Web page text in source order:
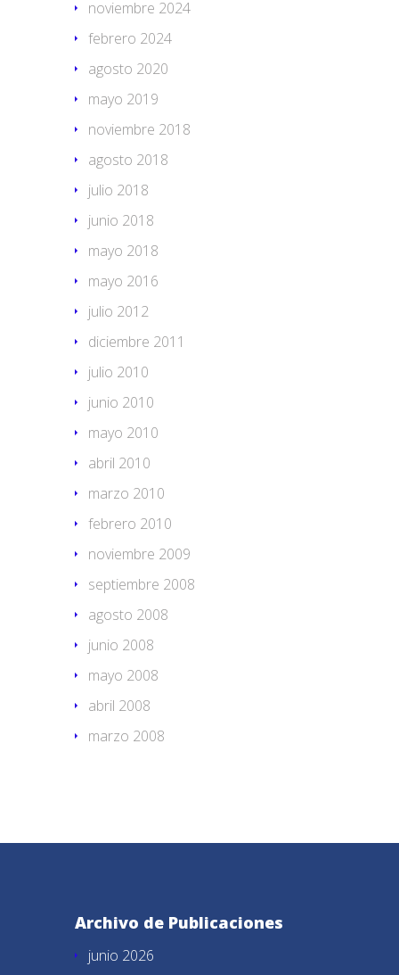
noviembre 2024
febrero 2024
agosto 2020
mayo 2019
noviembre 2018
agosto 2018
julio 2018
junio 2018
mayo 2018
mayo 2016
julio 2012
diciembre 2011
julio 2010
junio 2010
mayo 2010
abril 2010
marzo 2010
febrero 2010
noviembre 2009
septiembre 2008
agosto 2008
junio 2008
mayo 2008
abril 2008
marzo 2008
Archivo de Publicaciones
junio 2026